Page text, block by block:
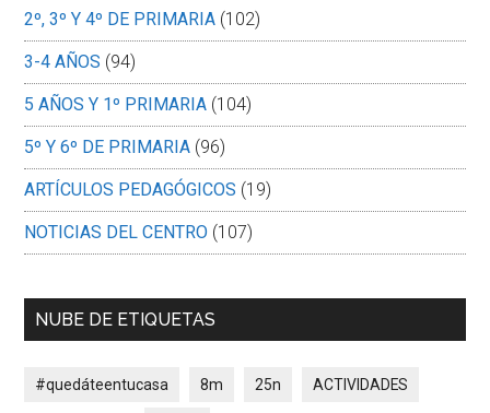
2º, 3º Y 4º DE PRIMARIA (102)
3-4 AÑOS (94)
5 AÑOS Y 1º PRIMARIA (104)
5º Y 6º DE PRIMARIA (96)
ARTÍCULOS PEDAGÓGICOS (19)
NOTICIAS DEL CENTRO (107)
NUBE DE ETIQUETAS
#quedáteentucasa 8m 25n ACTIVIDADES